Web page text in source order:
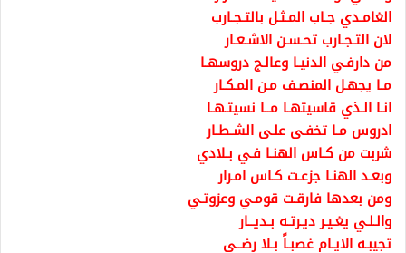
الغامـدي جـاب المـثـل بالتـجـارب
لان التـجـارب تحـسـن الاشـعـار
من دارفـي الدنيـا وعالـج دروسهـا
مـا يجهـل المنصـف مـن المـكـار
انـا الـذي قاسيتهـا مــا نسيتـهـا
ادروس مـا تخفـى علـى الشـطـار
شربت من كـاس الهنـا فـي بـلادي
وبعـد الهنـا جزعـت كـاس امـرار
ومن بعدها فارقـت قومـي وعزوتـي
والـلـي يغـيـر ديـرتـه بـديــار
تجيبـه الايـام غصبـاً بـلا رضــى